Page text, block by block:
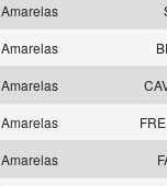
Amarelas
Amarelas
Amarelas
Amarelas
Amarelas